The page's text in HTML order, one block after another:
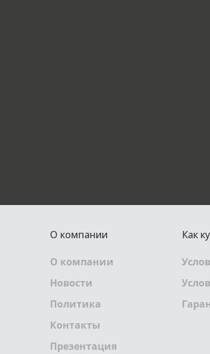
О компании
О компании
Новости
Политика
Контакты
Презентация
Как